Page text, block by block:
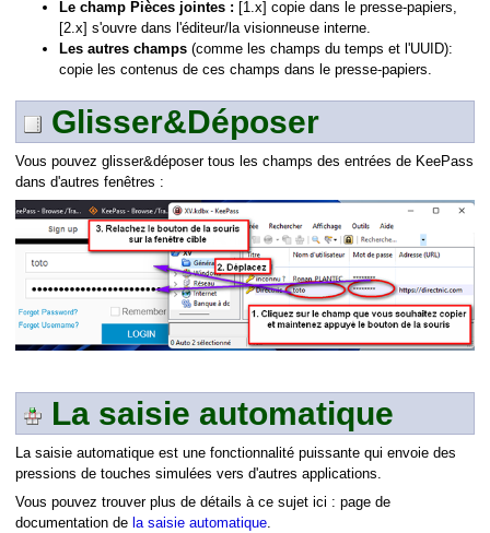
(URL)
Le champ Pièces jointes : [1.x] copie dans le presse-papiers,
[2.x] s'ouvre dans l'éditeur/la visionneuse interne.
Les autres champs (comme les champs du temps et l'UUID):
copie les contenus de ces champs dans le presse-papiers.
Glisser&Déposer
Vous pouvez glisser&déposer tous les champs des entrées de KeePass
dans d'autres fenêtres :
La saisie automatique
La saisie automatique est une fonctionnalité puissante qui envoie des
pressions de touches simulées vers d'autres applications.
Vous pouvez trouver plus de détails à ce sujet ici : page de
documentation de la saisie automatique.